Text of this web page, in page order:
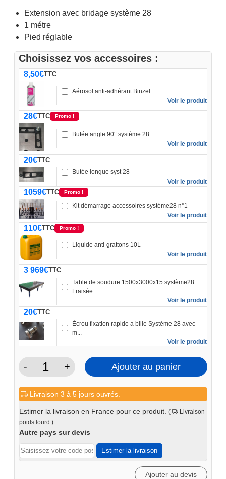
Extension avec bridage système 28
1 métre
Pied réglable
Choisissez vos accessoires :
Aérosol anti-adhérant Binzel
Voir le produit
8,50€TTC
Butée angle 90° système 28
Voir le produit
28€TTC Promo !
Butée longue syst 28
Voir le produit
20€TTC
Kit démarrage accessoires systéme28 n°1
Voir le produit
1059€TTC Promo !
Liquide anti-grattons 10L
Voir le produit
110€TTC Promo !
Table de soudure 1500x3000x15 système28
Fraisée...
Voir le produit
3 969€TTC
Écrou fixation rapide a bille Système 28 avec
m...
Voir le produit
20€TTC
-
quantité
Rallonge
de
table
1M
système
28
+ Ajouter au panier
Livraison 3 à 5 jours ouvrés.
Estimer la livraison en France pour ce produit. (
Livraison
poids lourd ) :
Autre pays sur devis
Estimer la livraison
Ajouter au devis